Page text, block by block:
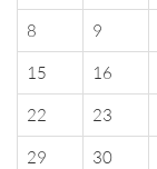
8
9
15
16
22
23
29
30